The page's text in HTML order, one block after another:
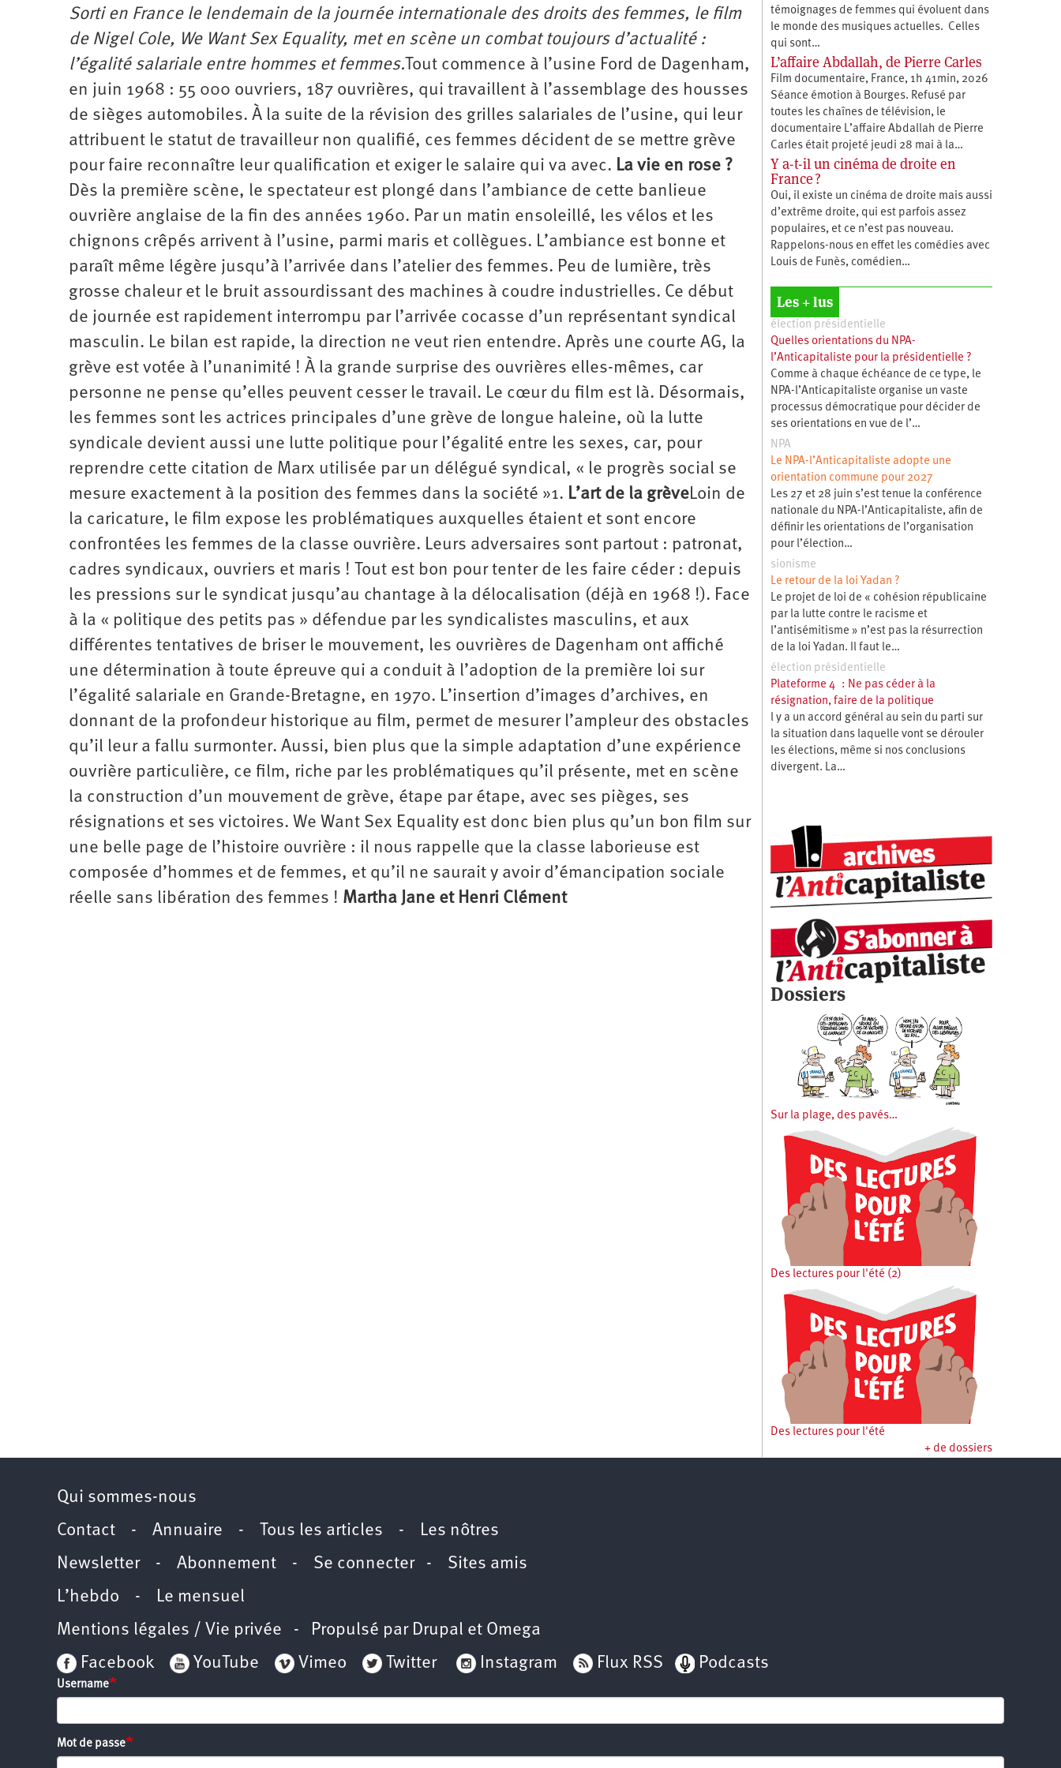
Sorti en France le lendemain de la journée internationale des droits des femmes, le film
de Nigel Cole, We Want Sex Equality, met en scène un combat toujours d’actualité :
l’égalité salariale entre hommes et femmes. Tout commence à l’usine Ford de Dagenham,
en juin 1968 : 55 000 ouvriers, 187 ouvrières, qui travaillent à l’assemblage des housses
de sièges automobiles. À la suite de la révision des grilles salariales de l’usine, qui leur
attribuent le statut de travailleur non qualifié, ces femmes décident de se mettre grève
pour faire reconnaître leur qualification et exiger le salaire qui va avec. La vie en rose ?
Dès la première scène, le spectateur est plongé dans l’ambiance de cette banlieue
ouvrière anglaise de la fin des années 1960. Par un matin ensoleillé, les vélos et les
chignons crêpés arrivent à l’usine, parmi maris et collègues. L’ambiance est bonne et
paraît même légère jusqu’à l’arrivée dans l’atelier des femmes. Peu de lumière, très
grosse chaleur et le bruit assourdissant des machines à coudre industrielles. Ce début
de journée est rapidement interrompu par l’arrivée cocasse d’un représentant syndical
masculin. Le bilan est rapide, la direction ne veut rien entendre. Après une courte AG, la
grève est votée à l’unanimité ! À la grande surprise des ouvrières elles-mêmes, car
personne ne pense qu’elles peuvent cesser le travail. Le cœur du film est là. Désormais,
les femmes sont les actrices principales d’une grève de longue haleine, où la lutte
syndicale devient aussi une lutte politique pour l’égalité entre les sexes, car, pour
reprendre cette citation de Marx utilisée par un délégué syndical, « le progrès social se
mesure exactement à la position des femmes dans la société »1. L’art de la grèveLoin de
la caricature, le film expose les problématiques auxquelles étaient et sont encore
confrontées les femmes de la classe ouvrière. Leurs adversaires sont partout : patronat,
cadres syndicaux, ouvriers et maris ! Tout est bon pour tenter de les faire céder : depuis
les pressions sur le syndicat jusqu’au chantage à la délocalisation (déjà en 1968 !). Face
à la « politique des petits pas » défendue par les syndicalistes masculins, et aux
différentes tentatives de briser le mouvement, les ouvrières de Dagenham ont affiché
une détermination à toute épreuve qui a conduit à l’adoption de la première loi sur
l’égalité salariale en Grande-Bretagne, en 1970. L’insertion d’images d’archives, en
donnant de la profondeur historique au film, permet de mesurer l’ampleur des obstacles
qu’il leur a fallu surmonter. Aussi, bien plus que la simple adaptation d’une expérience
ouvrière particulière, ce film, riche par les problématiques qu’il présente, met en scène
la construction d’un mouvement de grève, étape par étape, avec ses pièges, ses
résignations et ses victoires. We Want Sex Equality est donc bien plus qu’un bon film sur
une belle page de l’histoire ouvrière : il nous rappelle que la classe laborieuse est
composée d’hommes et de femmes, et qu’il ne saurait y avoir d’émancipation sociale
réelle sans libération des femmes ! Martha Jane et Henri Clément
témoignages de femmes qui évoluent dans
le monde des musiques actuelles. Celles
qui sont…
L’affaire Abdallah, de Pierre Carles
Film documentaire, France, 1h 41min, 2026
Séance émotion à Bourges. Refusé par
toutes les chaînes de télévision, le
documentaire L’affaire Abdallah de Pierre
Carles était projeté jeudi 28 mai à la…
Y a-t-il un cinéma de droite en
France ?
Oui, il existe un cinéma de droite mais aussi
d’extrême droite, qui est parfois assez
populaires, et ce n’est pas nouveau.
Rappelons-nous en effet les comédies avec
Louis de Funès, comédien…
Les + lus
élection présidentielle
Quelles orientations du NPA-
l’Anticapitaliste pour la présidentielle ?
Comme à chaque échéance de ce type, le
NPA-l’Anticapitaliste organise un vaste
processus démocratique pour décider de
ses orientations en vue de l’…
NPA
Le NPA-l’Anticapitaliste adopte une
orientation commune pour 2027
Les 27 et 28 juin s’est tenue la conférence
nationale du NPA-l’Anticapitaliste, afin de
définir les orientations de l’organisation
pour l’élection…
sionisme
Le retour de la loi Yadan ?
Le projet de loi de « cohésion républicaine
par la lutte contre le racisme et
l’antisémitisme » n’est pas la résurrection
de la loi Yadan. Il faut le…
élection présidentielle
Plateforme 4 : Ne pas céder à la
résignation, faire de la politique
l y a un accord général au sein du parti sur
la situation dans laquelle vont se dérouler
les élections, même si nos conclusions
divergent. La…
Dossiers
Sur la plage, des pavés…
Des lectures pour l'été (2)
Des lectures pour l'été
+ de dossiers
Qui sommes-nous
Contact - Annuaire - Tous les articles - Les nôtres
Newsletter- Abonnement - Se connecter- Sites amis
L’hebdo - Le mensuel
Mentions légales / Vie privée - Propulsé par Drupal et Omega
Facebook
YouTube Vimeo Twitter Instagram Flux RSS Podcasts
Username
Mot de passe